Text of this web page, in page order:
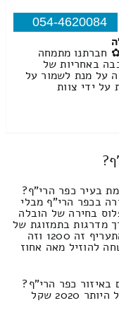
054-4620084
חברתנו מתמחה
באחריות של
על מנת לשמור על
על ידי צוות
בעיר כפר הרי"ף?
בכפר הרי"ף מבלי
בחירה של הובלה
מדרגות בתמזוגת של
סיועי עבודת מרימים באיזור כפר הרי"ף התעריף זה 1200 וזה
להוזיל מאה אחוז
כפר הרי"ף?
המחיר בסביבת כפר הרי"ף הינו 1840 ולכל היותר 2020 שקל